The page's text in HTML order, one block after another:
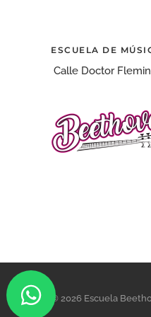
ESCUELA DE
Calle Doctor
© 2026 Escuela